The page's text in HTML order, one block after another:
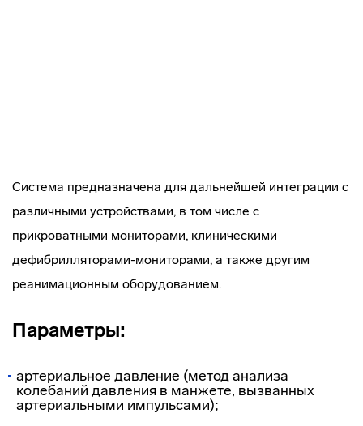
Система предназначена для дальнейшей интеграции с
различными устройствами, в том числе с
прикроватными мониторами, клиническими
дефибрилляторами-мониторами, а также другим
реанимационным оборудованием.
Параметры:
артериальное давление (метод анализа
колебаний давления в манжете, вызванных
артериальными импульсами);